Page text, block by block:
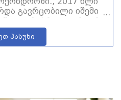
გავრცობილი იშემი
შუა ცერებრული არტერ
აფაზიითა და მა
პირველი სამი თვ
მიმდინარეობდ
მგ., როზულიპი 10 მგ.,
პლუსი 5/12.5 მგ.,
მგ., ნორმეგი 500 მგ.,
პასუხი